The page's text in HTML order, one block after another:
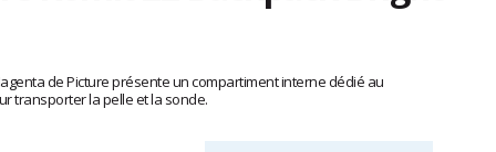
de Picture présente un compartiment interne dédié au
transporter la pelle et la sonde.